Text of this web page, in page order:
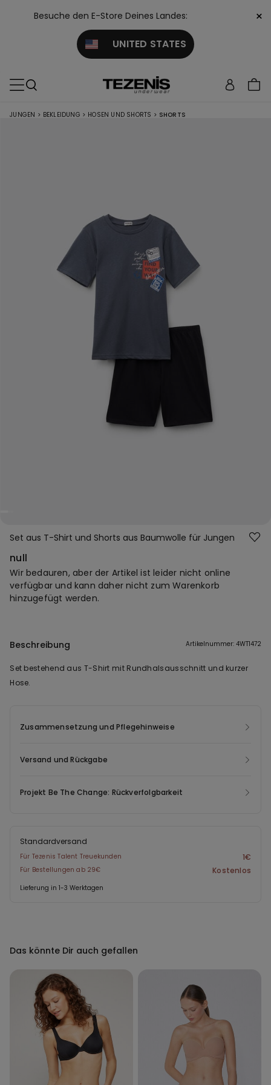
Besuche den E-Store Deines Landes:
UNITED STATES
×
JUNGEN > BEKLEIDUNG > HOSEN UND SHORTS > SHORTS
Set aus T-Shirt und Shorts aus Baumwolle für Jungen
null
Wir bedauren, aber der Artikel ist leider nicht online
verfügbar und kann daher nicht zum Warenkorb
hinzugefügt werden.
Beschreibung Artikelnummer: 4WT1472
Set bestehend aus T-Shirt mit Rundhalsausschnitt und kurzer
Hose.
Zusammensetzung und Pflegehinweise
Versand und Rückgabe
Projekt Be The Change: Rückverfolgbarkeit
Standardversand
Für Tezenis Talent Treuekunden 1€
Für Bestellungen ab 29€ Kostenlos
Lieferung in 1-3 Werktagen
Das könnte Dir auch gefallen